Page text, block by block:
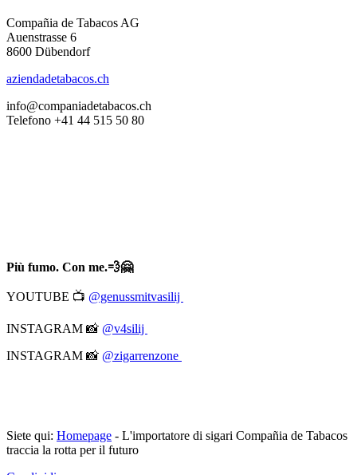
Compañia de Tabacos AG
Auenstrasse 6
8600 Dübendorf
aziendadetabacos.ch
info@companiadetabacos.ch
Telefono +41 44 515 50 80
Più fumo. Con me.💨🤗
YOUTUBE 📺 @genussmitvasilij
INSTAGRAM 📸 @v4silij
INSTAGRAM 📸 @zigarrenzone
Siete qui: Homepage - L'importatore di sigari Compañia de Tabacos
traccia la rotta per il futuro